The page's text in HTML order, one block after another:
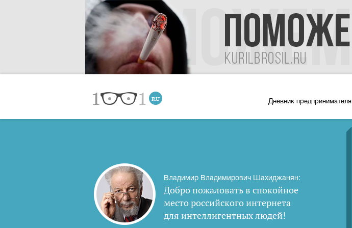
Дневник предпринимателя
Владимир Владимирович Шахиджанян:
Добро пожаловать в спокойное
место российского интернета
для интеллигентных людей!